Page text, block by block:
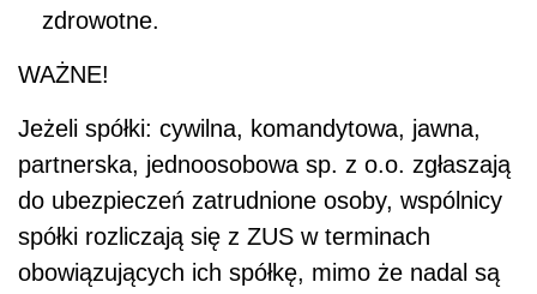
zdrowotne.
WAŻNE!
Jeżeli spółki: cywilna, komandytowa, jawna,
partnerska, jednoosobowa sp. z o.o. zgłaszają
do ubezpieczeń zatrudnione osoby, wspólnicy
spółki rozliczają się z ZUS w terminach
obowiązujących ich spółkę, mimo że nadal są